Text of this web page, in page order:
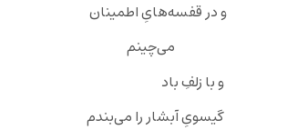
و در قفسه‌هایِ اطمينان
می‌چينم
و با زلفِ باد
گيسویِ آبشار را می‌بندم